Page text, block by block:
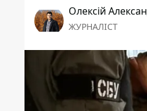
Олексій
ЖУРНАЛІСТ